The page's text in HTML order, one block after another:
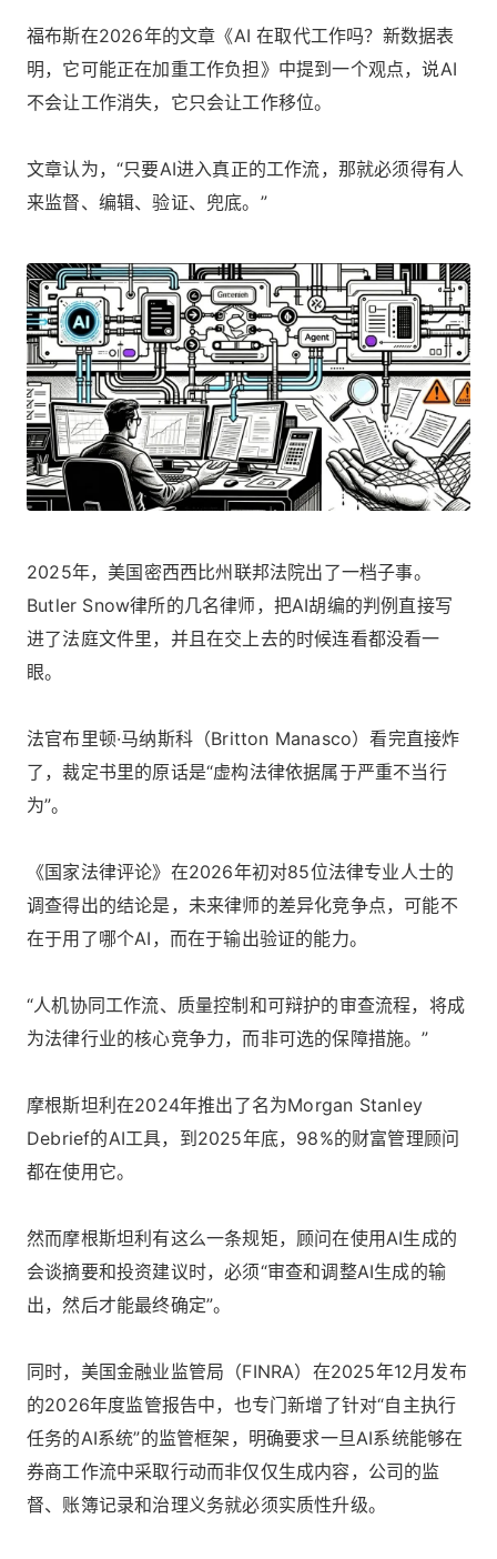
福布斯在2026年的文章《AI 在取代工作吗？新数据表
明，它可能正在加重工作负担》中提到一个观点，说AI
不会让工作消失，它只会让工作移位。
文章认为，“只要AI进入真正的工作流，那就必须得有人
来监督、编辑、验证、兜底。”
2025年，美国密西西比州联邦法院出了一档子事。
Butler Snow律所的几名律师，把AI胡编的判例直接写
进了法庭文件里，并且在交上去的时候连看都没看一
眼。
法官布里顿·马纳斯科（Britton Manasco）看完直接炸
了，裁定书里的原话是“虚构法律依据属于严重不当行
为”。
《国家法律评论》在2026年初对85位法律专业人士的
调查得出的结论是，未来律师的差异化竞争点，可能不
在于用了哪个AI，而在于输出验证的能力。
“人机协同工作流、质量控制和可辩护的审查流程，将成
为法律行业的核心竞争力，而非可选的保障措施。”
摩根斯坦利在2024年推出了名为Morgan Stanley
Debrief的AI工具，到2025年底，98%的财富管理顾问
都在使用它。
然而摩根斯坦利有这么一条规矩，顾问在使用AI生成的
会谈摘要和投资建议时，必须“审查和调整AI生成的输
出，然后才能最终确定”。
同时，美国金融业监管局（FINRA）在2025年12月发布
的2026年度监管报告中，也专门新增了针对“自主执行
任务的AI系统”的监管框架，明确要求一旦AI系统能够在
券商工作流中采取行动而非仅仅生成内容，公司的监
督、账簿记录和治理义务就必须实质性升级。